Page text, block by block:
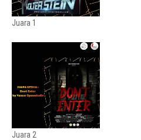
Juara 1
Juara 2